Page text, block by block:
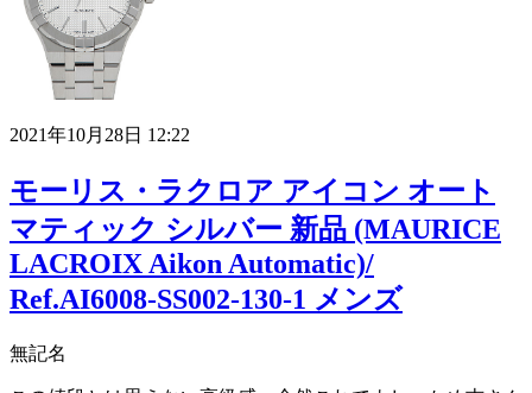
2021年10月28日 12:22
モーリス・ラクロア アイコン オート
マティック シルバー 新品 (MAURICE
LACROIX Aikon Automatic)/
Ref.AI6008-SS002-130-1 メンズ
無記名